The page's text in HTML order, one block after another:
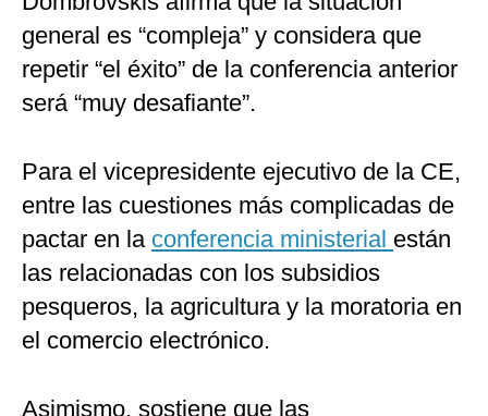
general es “compleja” y considera que
repetir “el éxito” de la conferencia anterior
será “muy desafiante”.
Para el vicepresidente ejecutivo de la CE,
entre las cuestiones más complicadas de
pactar en la conferencia ministerial están
las relacionadas con los subsidios
pesqueros, la agricultura y la moratoria en
el comercio electrónico.
Asimismo, sostiene que las